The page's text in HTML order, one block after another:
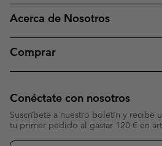
Acerca de Nosotros
Comprar
Conéctate con nosotros
Suscríbete a nuestro boletín y recibe
tu primer pedido al gastar 120 € en